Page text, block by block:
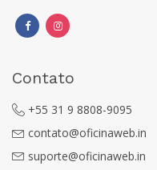
Contato
+55 31 9 8808-9095
contato@oficinaweb.in
suporte@oficinaweb.in